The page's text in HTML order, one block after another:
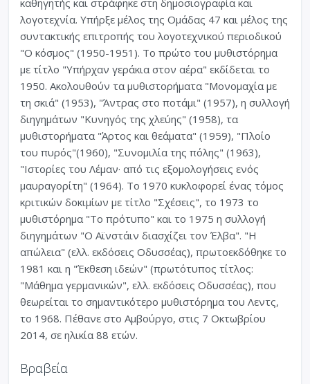
καθηγητής και στράφηκε στη δημοσιογραφία και
λογοτεχνία. Υπήρξε μέλος της Ομάδας 47 και μέλος της
συντακτικής επιτροπής του λογοτεχνικού περιοδικού
"Ο κόσμος" (1950-1951). Το πρώτο του μυθιστόρημα
με τίτλο "Υπήρχαν γεράκια στον αέρα" εκδίδεται το
1950. Ακολουθούν τα μυθιστορήματα "Μονομαχία με
τη σκιά" (1953), "Άντρας στο ποτάμι" (1957), η συλλογή
διηγημάτων "Κυνηγός της χλεύης" (1958), τα
μυθιστορήματα "Άρτος και θεάματα" (1959), "Πλοίο
του πυρός"(1960), "Συνομιλία της πόλης" (1963),
"Ιστορίες του Λέμαν· από τις εξομολογήσεις ενός
μαυραγορίτη" (1964). Το 1970 κυκλοφορεί ένας τόμος
κριτικών δοκιμίων με τίτλο "Σχέσεις", το 1973 το
μυθιστόρημα "Το πρότυπο" και το 1975 η συλλογή
διηγημάτων "Ο Αϊνστάιν διασχίζει τον Έλβα". "Η
απώλεια" (ελλ. εκδόσεις Οδυσσέας), πρωτοεκδόθηκε το
1981 και η "Έκθεση ιδεών" (πρωτότυπος τίτλος:
"Μάθημα γερμανικών", ελλ. εκδόσεις Οδυσσέας), που
θεωρείται το σημαντικότερο μυθιστόρημα του Λεντς,
το 1968. Πέθανε στο Αμβούργο, στις 7 Οκτωβρίου
2014, σε ηλικία 88 ετών.
Βραβεία